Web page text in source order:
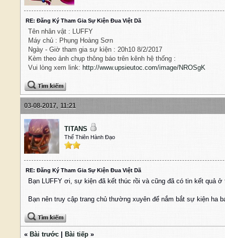
RE: Đăng Ký Tham Gia Sự Kiện Đua Việt Dã
Tên nhân vật : LUFFY
Máy chủ : Phụng Hoàng Sơn
Ngày - Giờ tham gia sự kiện : 20h10 8/2/2017
Kèm theo ảnh chụp thông báo trên kênh hệ thống :
Vui lòng xem link: http://www.upsieutoc.com/image/NROSgK
03-08-2017, 11:21
TITANS
Thế Thiên Hành Đạo
RE: Đăng Ký Tham Gia Sự Kiện Đua Việt Dã
Bạn LUFFY ơi, sự kiện đã kết thúc rồi và cũng đã có tin kết quả
Bạn nên truy cập trang chủ thường xuyên để nắm bắt sự kiện ha
« Bài trước Bài tiếp »